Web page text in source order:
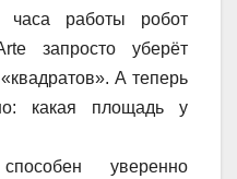
работы робот
запросто уберёт
А теперь
какая площадь у
уверенно